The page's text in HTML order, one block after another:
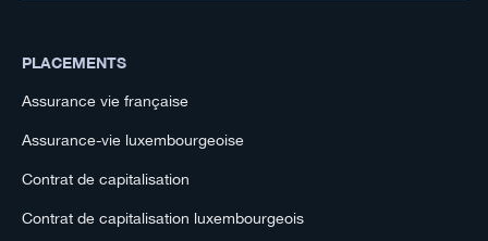
PLACEMENTS
Assurance vie française
Assurance-vie luxembourgeoise
Contrat de capitalisation
Contrat de capitalisation luxembourgeois